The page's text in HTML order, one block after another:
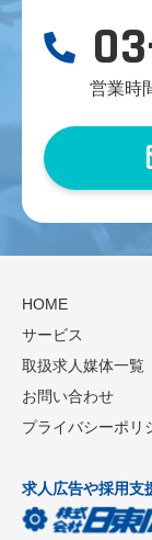
営業時
HOME
サービス
取扱求人媒体一覧
お問い合わせ
プライバシーポリ
求人広告や採用支